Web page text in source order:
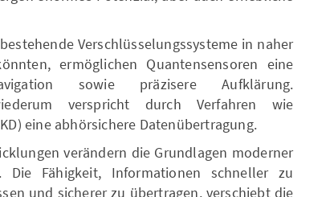
Verschlüsselungssysteme in naher
ermöglichen Quantensensoren eine
sowie präzisere Aufklärung.
verspricht durch Verfahren wie
eine abhörsichere Datenübertragung.
verändern die Grundlagen moderner
Die Fähigkeit, Informationen schneller zu
und sicherer zu übertragen, verschiebt die